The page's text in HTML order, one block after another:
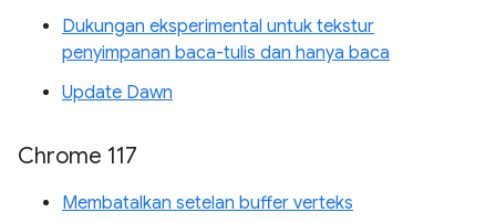
Dukungan eksperimental untuk tekstur
penyimpanan baca-tulis dan hanya baca
Update Dawn
Chrome 117
Membatalkan setelan buffer verteks